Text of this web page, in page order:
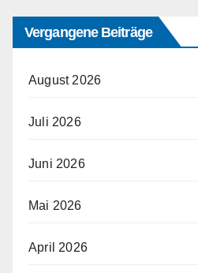
Vergangene Beiträge
August 2026
Juli 2026
Juni 2026
Mai 2026
April 2026